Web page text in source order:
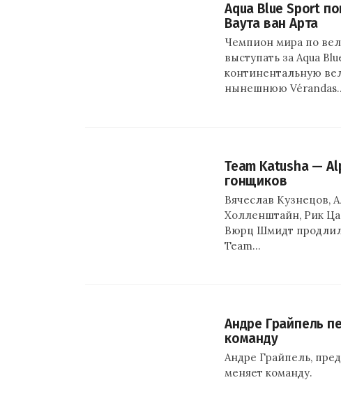
Aqua Blue Sport
Ваута ван Арта
Чемпион мира по
выступать за Aqua
континентальную
нынешнюю
Team Katusha —
гонщиков
Вячеслав Кузнецов,
Холленштайн, Рик
Вюрц Шмидт
Team…
Андре Грайпель
команду
Андре Грайпель,
меняет команду.